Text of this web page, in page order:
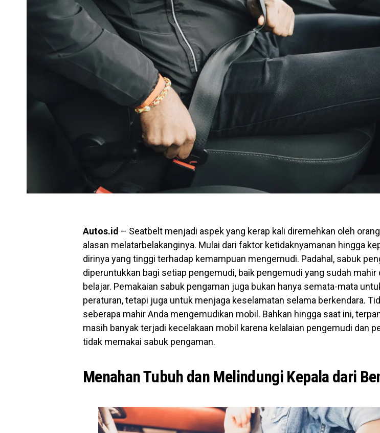
Autos.id – Seatbelt menjadi aspek yang kerap kali diremehkan oleh
alasan melatarbelakanginya. Mulai dari faktor ketidaknyamanan hingga
dirinya yang tinggi terhadap kemampuan mengemudi. Padahal, sabuk
diperuntukkan bagi setiap pengemudi, baik pengemudi yang sudah mahir
belajar. Pemakaian sabuk pengaman juga bukan hanya semata-mata
peraturan, tetapi juga untuk menjaga keselamatan selama berkendara.
seberapa mahir Anda mengemudikan mobil. Bahkan hingga saat ini,
masih banyak terjadi kecelakaan mobil karena kelalaian pengemudi dan
tidak memakai sabuk pengaman.
Menahan Tubuh dan Melindungi Kepala dari